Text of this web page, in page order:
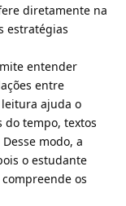
diretamente na
estratégias
entender
entre
ajuda o
tempo, textos
modo, a
o estudante
os